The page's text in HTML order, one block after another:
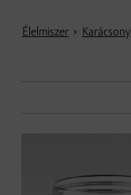
Élelmiszer › Karácsony